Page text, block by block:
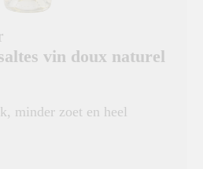
vin doux naturel
minder zoet en heel